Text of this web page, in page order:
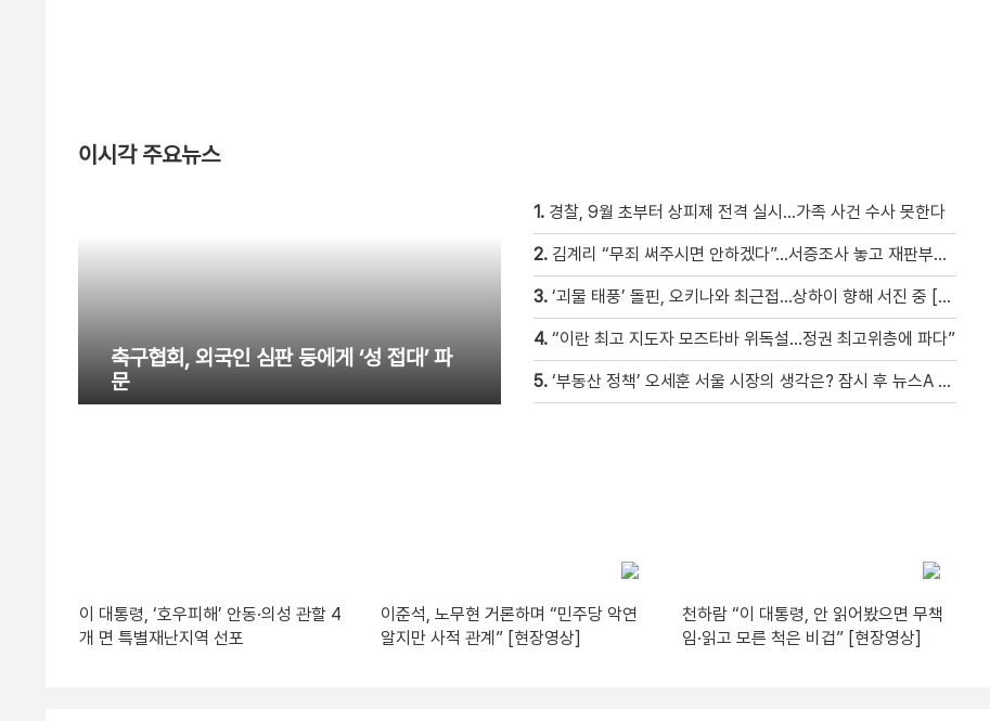
이시각 주요뉴스
축구협회, 외국인 심판 등에게 ‘성 접대’ 파
문
1. 경찰, 9월 초부터 상피제 전격 실시…가족 사건 수사 못한다
2. 김계리 “무죄 써주시면 안하겠다”…서증조사 놓고 재판부와 ‘신경전’ [현장영상]
3. ‘괴물 태풍’ 돌핀, 오키나와 최근접…상하이 향해 서진 중 [현장영상]
4. “이란 최고 지도자 모즈타바 위독설…정권 최고위층에 파다”
5. ‘부동산 정책’ 오세훈 서울 시장의 생각은? 잠시 후 뉴스A 출연
이 대통령, ‘호우피해’ 안동·의성 관할 4
개 면 특별재난지역 선포
이준석, 노무현 거론하며 “민주당 악연
알지만 사적 관계” [현장영상]
천하람 “이 대통령, 안 읽어봤으면 무책
임·읽고 모른 척은 비겁” [현장영상]